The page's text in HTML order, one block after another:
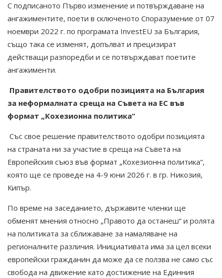
С подписаното Първо изменение и потвърждаване на
ангажиментите, поети в сключеното Споразумение от 07
ноември 2022 г. по програмата InvestEU за България,
също така се изменят, допълват и прецизират
действащи разпоредби и се потвърждават поетите
ангажименти.
Правителството одобри позицията на България
за неформалната среща на Съвета на ЕС във
формат „Кохезионна политика“
Със свое решение правителството одобри позицията
на страната ни за участие в среща на Съвета на
Европейския съюз във формат „Кохезионна политика“,
която ще се проведе на 4-9 юни 2026 г. в гр. Никозия,
Кипър.
По време на заседанието, държавите членки ще
обменят мнения относно „Правото да останеш“ и ролята
на политиката за сближаване за намаляване на
регионалните различия. Инициативата има за цел всеки
европейски гражданин да може да се ползва не само със
свобода на движение като достижение на Единния